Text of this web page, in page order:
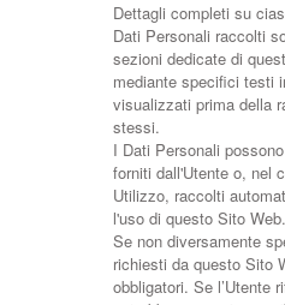
Dettagli completi su
Dati Personali raccolti
sezioni dedicate di
mediante specifici testi
visualizzati prima della
stessi.
I Dati Personali
forniti dall'Utente o, nel
Utilizzo, raccolti
l'uso di questo Sito Web.
Se non diversamente
richiesti da questo Sito
obbligatori. Se l’Utente